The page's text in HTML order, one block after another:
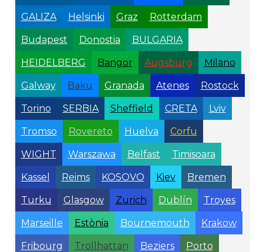
GALIZA Helsinki Graz Rotterdam
Budapest Donostia BULGARIA
HEIDELBERG Bangor Augsburg Milano
Galway Baku Granada Atenes Rostock
Torino SERBIA Sheffield CRETA Lviv
Tromso Rovereto Huelva Corfu
WIGHT Warszawa Belfast Timisoara
Kassel Reims KOSOVO Kiev Bremen
Turku Glasgow Zurich Dublín Troyes
Marseille Estònia Bournemouth Krakow
Fribourg Trollhattan Beziers Porto